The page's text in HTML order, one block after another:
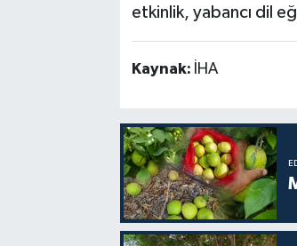
etkinlik, yabancı dil
Kaynak: İHA